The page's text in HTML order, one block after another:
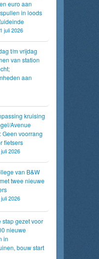
euro aan
in loods
juli 2026
t/m vrijdag
van station
aan
kruising
Avenue
Geen voorrang
fietsers
2026
van B&W
twee nieuwe
2026
stap gezet voor
nieuwe
in
bouw start